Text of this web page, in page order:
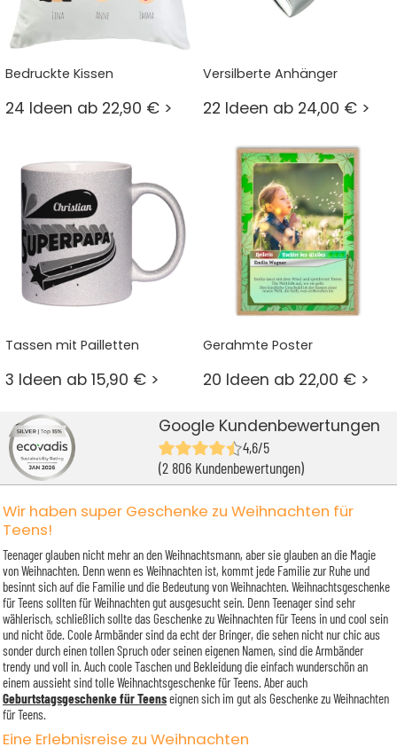
Bedruckte Kissen
24 Ideen ab 22,90 € >
Versilberte Anhänger
22 Ideen ab 24,00 € >
Tassen mit Pailletten
3 Ideen ab 15,90 € >
Gerahmte Poster
20 Ideen ab 22,00 € >
Google Kundenbewertungen
4,6/5
(2 806 Kundenbewertungen)
Wir haben super Geschenke zu Weihnachten für
Teens!
Teenager glauben nicht mehr an den Weihnachtsmann, aber sie glauben an die Magie
von Weihnachten. Denn wenn es Weihnachten ist, kommt jede Familie zur Ruhe und
besinnt sich auf die Familie und die Bedeutung von Weihnachten. Weihnachtsgeschenke
für Teens sollten für Weihnachten gut ausgesucht sein. Denn Teenager sind sehr
wählerisch, schließlich sollte das Geschenke zu Weihnachten für Teens in und cool sein
und nicht öde. Coole Armbänder sind da echt der Bringer, die sehen nicht nur chic aus
sonder durch einen tollen Spruch oder seinen eigenen Namen, sind die Armbänder
trendy und voll in. Auch coole Taschen und Bekleidung die einfach wunderschön an
einem aussieht sind tolle Weihnachtsgeschenke für Teens. Aber auch
Geburtstagsgeschenke für Teenseignen sich im gut als Geschenke zu Weihnachten
für Teens.
Eine Erlebnisreise zu Weihnachten